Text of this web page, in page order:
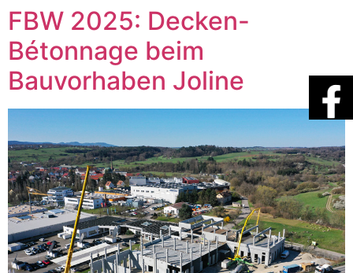
FBW 2025: Decken-
Bétonnage beim
Bauvorhaben Joline